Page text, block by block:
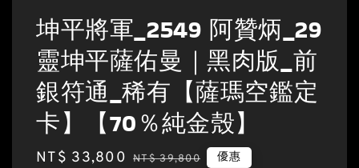
坤平將軍_2549 阿贊炳_29
靈坤平薩佑曼｜黑肉版_前
銀符通_稀有【薩瑪空鑑定
卡】【70％純金殼】
Sale
NT$ 33,800 Regular
NT$ 39,800 優惠